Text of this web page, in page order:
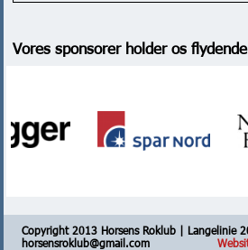
Vores sponsorer holder os
Copyright 2013 Horsens Roklub | Langelinie
horsensroklub@gmail.com